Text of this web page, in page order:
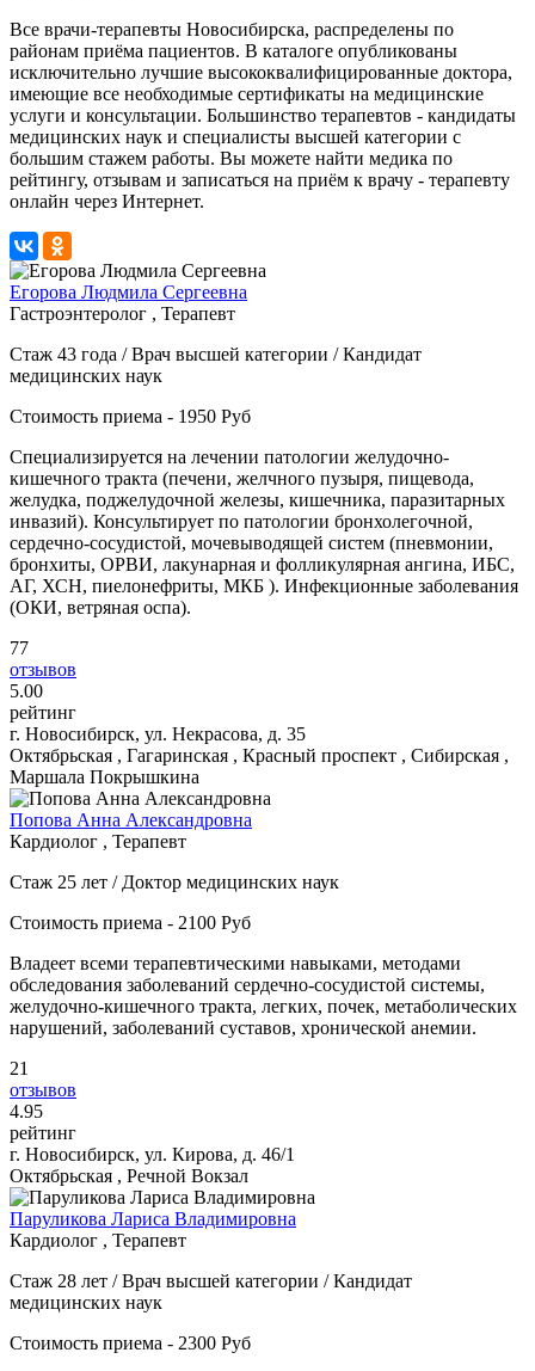
Все врачи-терапевты Новосибирска, распределены по
районам приёма пациентов. В каталоге опубликованы
исключительно лучшие высококвалифицированные доктора,
имеющие все необходимые сертификаты на медицинские
услуги и консультации. Большинство терапевтов - кандидаты
медицинских наук и специалисты высшей категории с
большим стажем работы. Вы можете найти медика по
рейтингу, отзывам и записаться на приём к врачу - терапевту
онлайн через Интернет.
Егорова Людмила Сергеевна
Гастроэнтеролог , Терапевт
Стаж 43 года / Врач высшей категории / Кандидат
медицинских наук
Стоимость приема - 1950 Руб
Специализируется на лечении патологии желудочно-
кишечного тракта (печени, желчного пузыря, пищевода,
желудка, поджелудочной железы, кишечника, паразитарных
инвазий). Консультирует по патологии бронхолегочной,
сердечно-сосудистой, мочевыводящей систем (пневмонии,
бронхиты, ОРВИ, лакунарная и фолликулярная ангина, ИБС,
АГ, ХСН, пиелонефриты, МКБ ). Инфекционные заболевания
(ОКИ, ветряная оспа).
77
отзывов
5.00
рейтинг
г. Новосибирск, ул. Некрасова, д. 35
Октябрьская , Гагаринская , Красный проспект , Сибирская ,
Маршала Покрышкина
Попова Анна Александровна
Кардиолог , Терапевт
Стаж 25 лет / Доктор медицинских наук
Стоимость приема - 2100 Руб
Владеет всеми терапевтическими навыками, методами
обследования заболеваний сердечно-сосудистой системы,
желудочно-кишечного тракта, легких, почек, метаболических
нарушений, заболеваний суставов, хронической анемии.
21
отзывов
4.95
рейтинг
г. Новосибирск, ул. Кирова, д. 46/1
Октябрьская , Речной Вокзал
Паруликова Лариса Владимировна
Кардиолог , Терапевт
Стаж 28 лет / Врач высшей категории / Кандидат
медицинских наук
Стоимость приема - 2300 Руб